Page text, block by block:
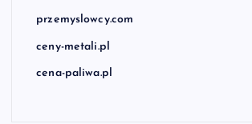
przemyslowcy.com
ceny-metali.pl
cena-paliwa.pl